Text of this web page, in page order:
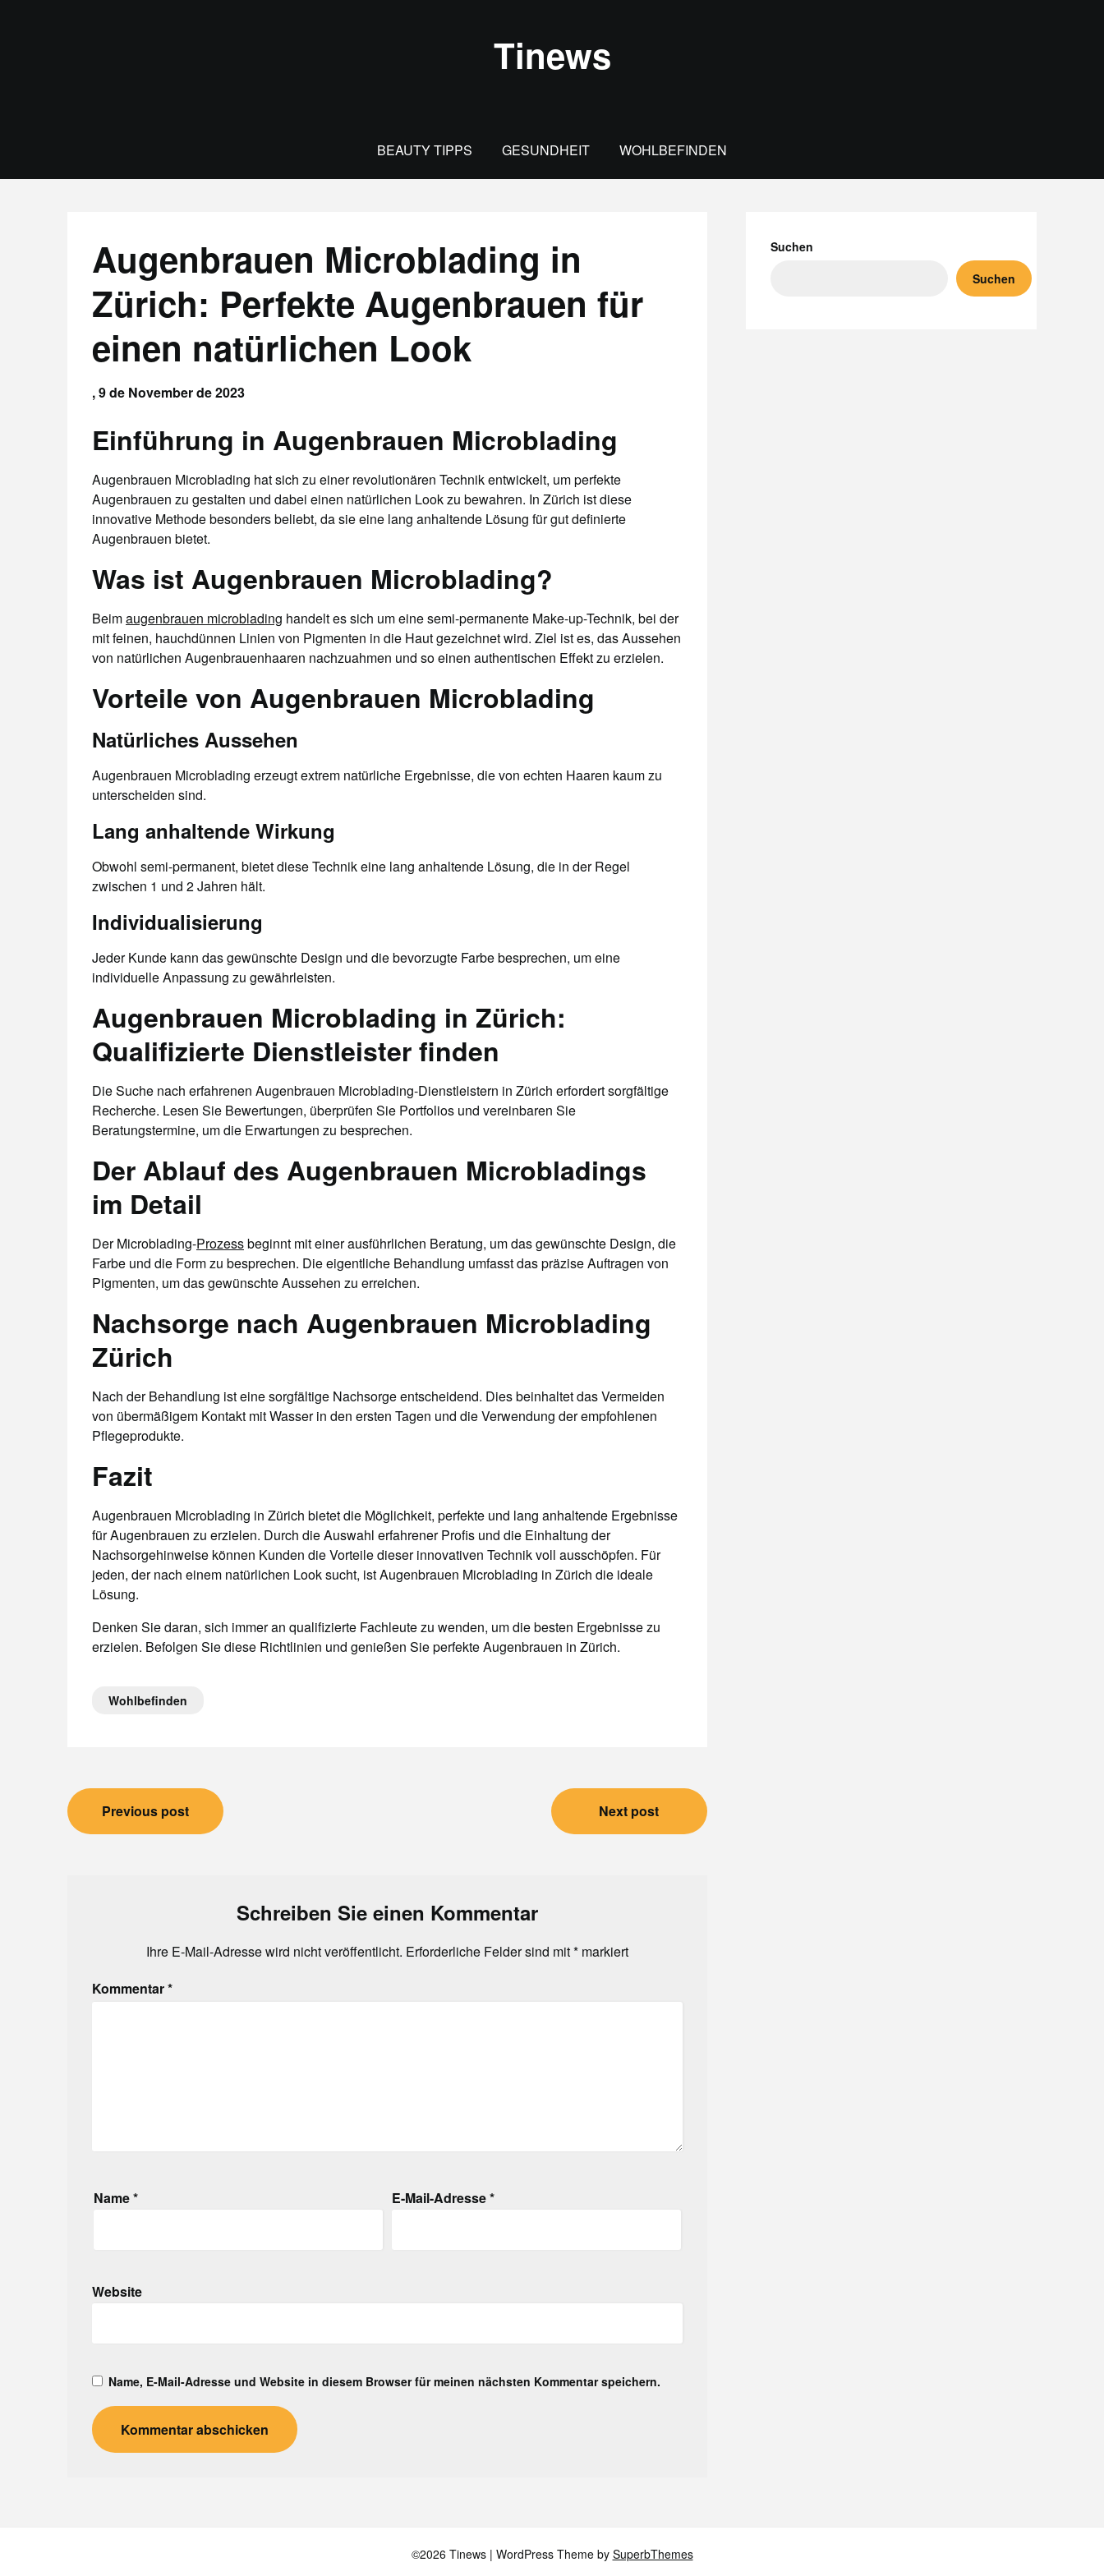
Tinews
BEAUTY TIPPS GESUNDHEIT WOHLBEFINDEN
Augenbrauen Microblading in
Zürich: Perfekte Augenbrauen für
einen natürlichen Look
,9 de November de 2023
Einführung in Augenbrauen Microblading
Augenbrauen Microblading hat sich zu einer revolutionären Technik entwickelt, um perfekte
Augenbrauen zu gestalten und dabei einen natürlichen Look zu bewahren. In Zürich ist diese
innovative Methode besonders beliebt, da sie eine lang anhaltende Lösung für gut definierte
Augenbrauen bietet.
Was ist Augenbrauen Microblading?
Beimaugenbrauen microblading handelt es sich um eine semi-permanente Make-up-Technik, bei der
mit feinen, hauchdünnen Linien von Pigmenten in die Haut gezeichnet wird. Ziel ist es, das Aussehen
von natürlichen Augenbrauenhaaren nachzuahmen und so einen authentischen Effekt zu erzielen.
Vorteile von Augenbrauen Microblading
Natürliches Aussehen
Augenbrauen Microblading erzeugt extrem natürliche Ergebnisse, die von echten Haaren kaum zu
unterscheiden sind.
Lang anhaltende Wirkung
Obwohl semi-permanent, bietet diese Technik eine lang anhaltende Lösung, die in der Regel
zwischen 1 und 2 Jahren hält.
Individualisierung
Jeder Kunde kann das gewünschte Design und die bevorzugte Farbe besprechen, um eine
individuelle Anpassung zu gewährleisten.
Augenbrauen Microblading in Zürich:
Qualifizierte Dienstleister finden
Die Suche nach erfahrenen Augenbrauen Microblading-Dienstleistern in Zürich erfordert sorgfältige
Recherche. Lesen Sie Bewertungen, überprüfen Sie Portfolios und vereinbaren Sie
Beratungstermine, um die Erwartungen zu besprechen.
Der Ablauf des Augenbrauen Microbladings
im Detail
Der Microblading-Prozessbeginnt mit einer ausführlichen Beratung, um das gewünschte Design, die
Farbe und die Form zu besprechen. Die eigentliche Behandlung umfasst das präzise Auftragen von
Pigmenten, um das gewünschte Aussehen zu erreichen.
Nachsorge nach Augenbrauen Microblading
Zürich
Nach der Behandlung ist eine sorgfältige Nachsorge entscheidend. Dies beinhaltet das Vermeiden
von übermäßigem Kontakt mit Wasser in den ersten Tagen und die Verwendung der empfohlenen
Pflegeprodukte.
Fazit
Augenbrauen Microblading in Zürich bietet die Möglichkeit, perfekte und lang anhaltende Ergebnisse
für Augenbrauen zu erzielen. Durch die Auswahl erfahrener Profis und die Einhaltung der
Nachsorgehinweise können Kunden die Vorteile dieser innovativen Technik voll ausschöpfen. Für
jeden, der nach einem natürlichen Look sucht, ist Augenbrauen Microblading in Zürich die ideale
Lösung.
Denken Sie daran, sich immer an qualifizierte Fachleute zu wenden, um die besten Ergebnisse zu
erzielen. Befolgen Sie diese Richtlinien und genießen Sie perfekte Augenbrauen in Zürich.
Wohlbefinden
Beitragsnavigation
Previous post Next post
Schreiben Sie einen Kommentar
Ihre E-Mail-Adresse wird nicht veröffentlicht. Erforderliche Felder sind mit*markiert
Kommentar*
Name* E-Mail-Adresse*
Website
Name, E-Mail-Adresse und Website in diesem Browser für meinen nächsten Kommentar speichern.
Suchen
Suchen
©2026 Tinews | WordPress Theme by SuperbThemes